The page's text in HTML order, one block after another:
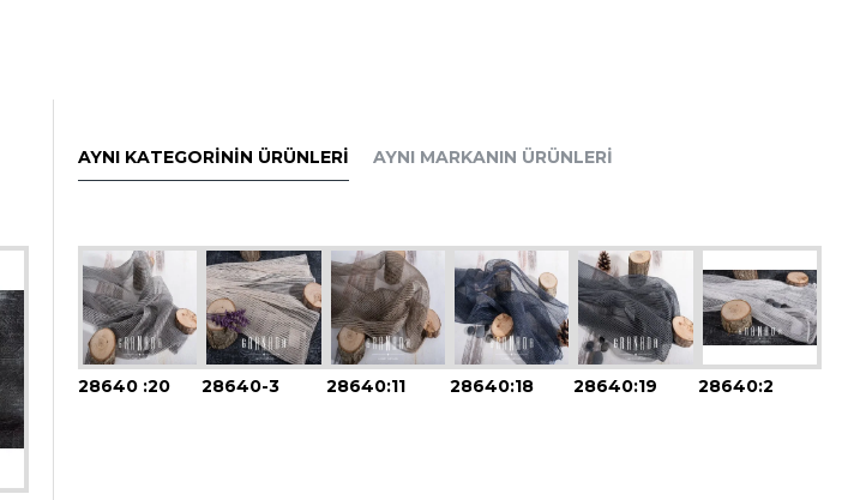
AYNI KATEGORININ ÜRÜNLERI AYNI MARKANIN ÜRÜNLERI
28640 :20 28640-3 28640:11 28640:18 28640:19 28640:2